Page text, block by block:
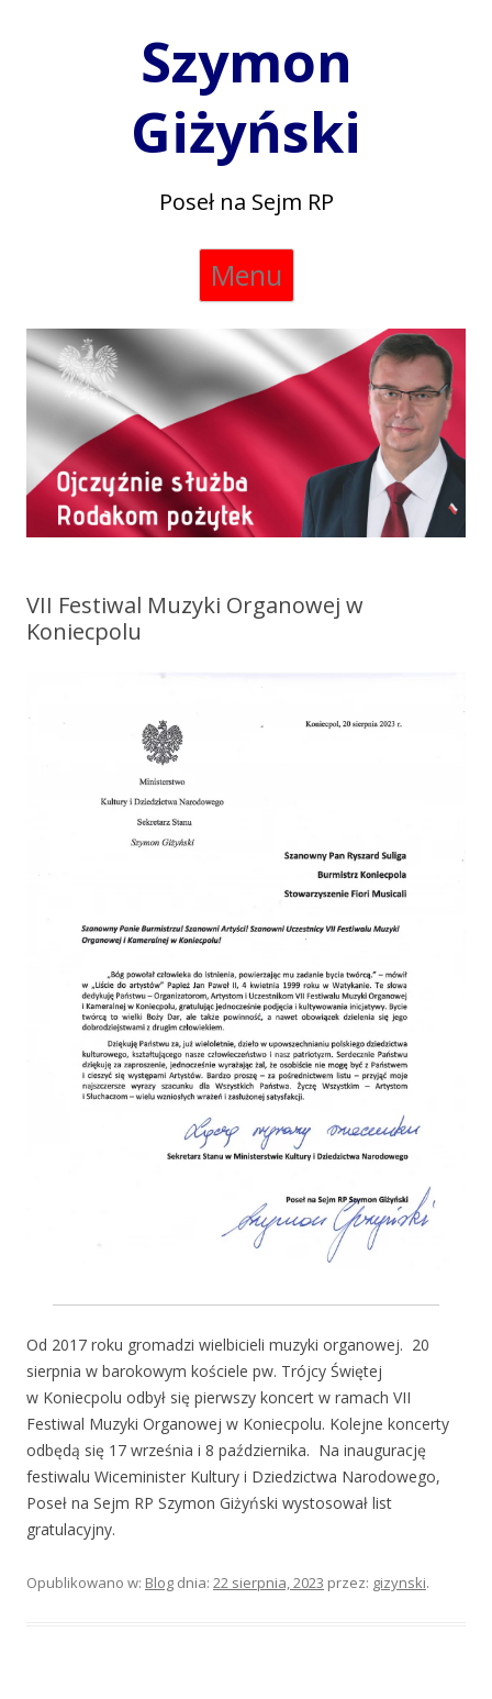
Szymon
Giżyński
Poseł na Sejm RP
Menu
Skip
VII Festiwal Muzyki Organowej w
Koniecpolu
Od 2017 roku gromadzi wielbicieli muzyki organowej. 20
sierpnia w barokowym kościele pw. Trójcy Świętej
w Koniecpolu odbył się pierwszy koncert w ramach VII
Festiwal Muzyki Organowej w Koniecpolu. Kolejne koncerty
odbędą się 17 września i 8 października. Na inaugurację
festiwalu Wiceminister Kultury i Dziedzictwa Narodowego,
Poseł na Sejm RP Szymon Giżyński wystosował list
gratulacyjny.
Opublikowano w: Blog dnia: 22 sierpnia, 2023 przez: gizynski.